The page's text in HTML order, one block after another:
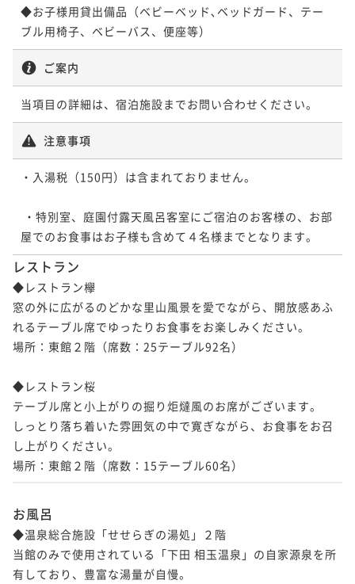
◆お子様用貸出備品（ベビーベッド､ベッドガード、テー
ご案内
当項目の詳細は、宿泊施設までお問い合わせください。
注意事項
・入湯税（150円）は含まれておりません。
レストラン
◆レストラン欅
窓の外に広がるのどかな里山風景を愛でながら、開放感あふ
れるテーブル席でゆったりお食事をお楽しみください。
場所：東館２階（席数：25テーブル92名）
◆レストラン桜
テーブル席と小上がりの掘り炬燵風のお席がございます。
しっとり落ち着いた雰囲気の中で寛ぎながら、お食事をお召
し上がりください。
場所：東館２階（席数：15テーブル60名）
お風呂
◆温泉総合施設「せせらぎの湯処」２階
当館のみで使用されている「下田 相玉温泉」の自家源泉を所
有しており、豊富な湯量が自慢。